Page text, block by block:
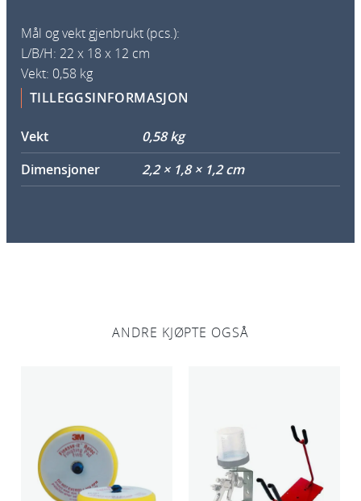
Mål og vekt gjenbrukt (pcs.):
L/B/H: 22 x 18 x 12 cm
Vekt: 0,58 kg
TILLEGGSINFORMASJON
Vekt
0,58 kg
Dimensjoner
2,2 × 1,8 × 1,2 cm
ANDRE KJØPTE OGSÅ